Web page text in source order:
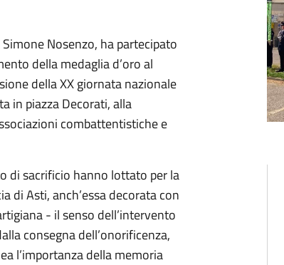
Nosenzo, ha partecipato
della medaglia d’oro al
della XX giornata nazionale
in piazza Decorati, alla
combattentistiche e
di sacrificio hanno lottato per la
di Asti, anch’essa decorata con
- il senso dell’intervento
consegna dell’onorificenza,
l’importanza della memoria